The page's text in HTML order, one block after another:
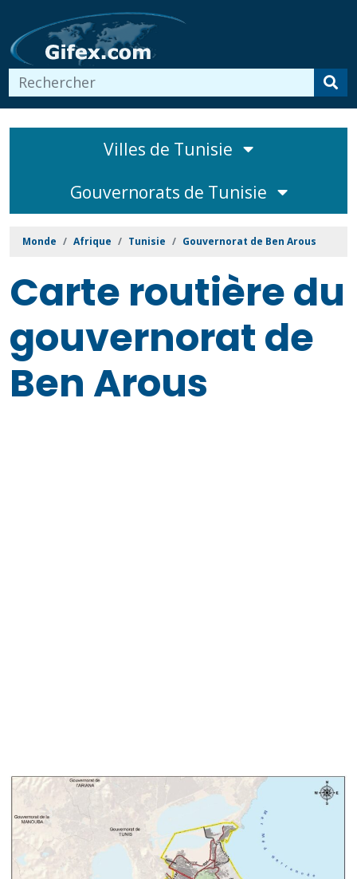
Villes de Tunisie
Gouvernorats de Tunisie
Monde Afrique Tunisie Gouvernorat de Ben Arous
Carte routière du
gouvernorat de
Ben Arous